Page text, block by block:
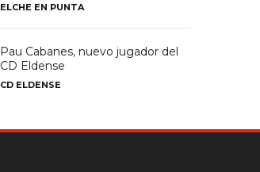
ELCHE EN PUNTA
Pau Cabanes, nuevo jugador del
CD Eldense
CD ELDENSE